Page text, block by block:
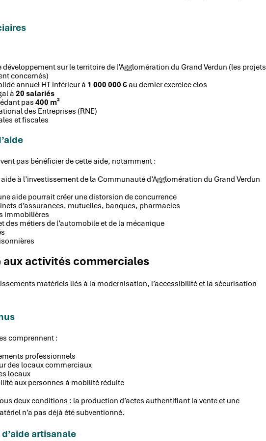
sur le territoire de l’Agglomération du Grand Verdun (les projets
concernés)
annuel HT inférieur à 1 000 000 €au dernier exercice clos
à 20 salariés
pas 400 m²
des Entreprises (RNE)
et fiscales
pas bénéficier de cette aide, notamment :
à l’investissement de la Communauté d’Agglomération du Grand Verdun
aide pourrait créer une distorsion de concurrence
d’assurances, mutuelles, banques, pharmacies
immobilières
des métiers de l’automobile et de la mécanique
aux activités commerciales
matériels liés à la modernisation, l’accessibilité et la sécurisation
comprennent :
professionnels
des locaux commerciaux
locaux
aux personnes à mobilité réduite
deux conditions : la production d’actes authentifiant la vente et une
n’a pas déjà été subventionné.
artisanale